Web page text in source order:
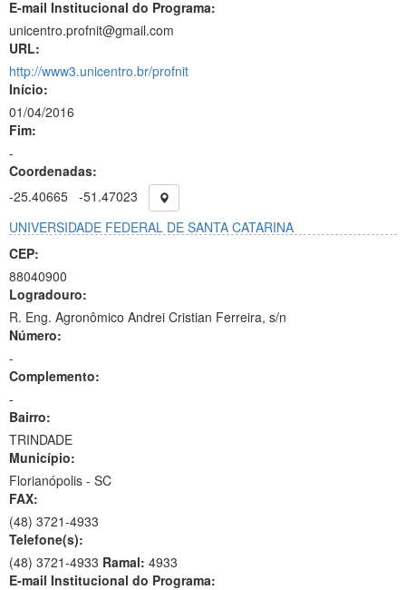
E-mail Institucional do Programa:
unicentro.profnit@gmail.com
URL:
http://www3.unicentro.br/profnit
Início:
01/04/2016
Fim:
-
Coordenadas:
-25.40665 -51.47023
UNIVERSIDADE FEDERAL DE SANTA CATARINA
CEP:
88040900
Logradouro:
R. Eng. Agronômico Andrei Cristian Ferreira, s/n
Número:
-
Complemento:
-
Bairro:
TRINDADE
Município:
Florianópolis - SC
FAX:
(48) 3721-4933
Telefone(s):
(48) 3721-4933 Ramal: 4933
E-mail Institucional do Programa: